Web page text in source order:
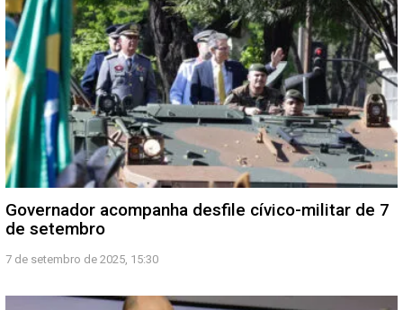
Governador acompanha desfile cívico-militar de 7
de setembro
7 de setembro de 2025, 15:30